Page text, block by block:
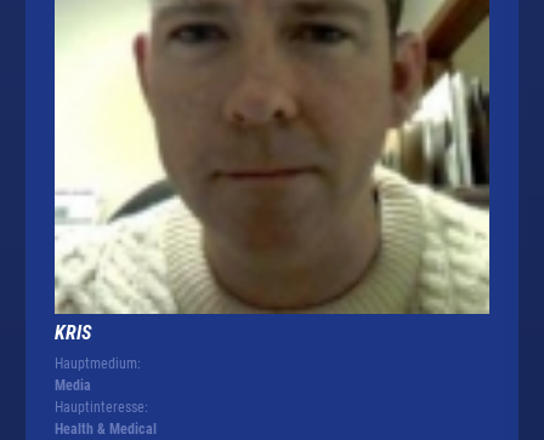
KRIS
Hauptmedium:
Media
Hauptinteresse:
Health & Medical